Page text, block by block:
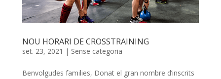
NOU HORARI DE CROSSTRAINING
set. 23, 2021 | Sense categoria
Benvolgudes families, Donat el gran nombre d’inscrits